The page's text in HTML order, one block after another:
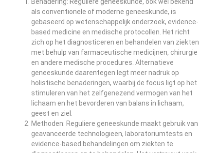
als conventionele of moderne geneeskunde, is
gebaseerd op wetenschappelijk onderzoek, evidence-
based medicine en medische protocollen. Het richt
zich op het diagnosticeren en behandelen van ziekten
met behulp van farmaceutische medicijnen, chirurgie
en andere medische procedures. Alternatieve
geneeskunde daarentegen legt meer nadruk op
holistische benaderingen, waarbij de focus ligt op het
stimuleren van het zelfgenezend vermogen van het
lichaam en het bevorderen van balans in lichaam,
geest en ziel.
Methoden: Reguliere geneeskunde maakt gebruik van
geavanceerde technologieën, laboratoriumtests en
evidence-based behandelingen om ziekten te